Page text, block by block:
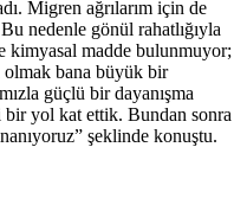
Migren ağrılarım için de
nedenle gönül rahatlığıyla
madde bulunmuyor;
olmak bana büyük bir
güçlü bir dayanışma
bir yol kat ettik. Bundan sonra
şeklinde konuştu.